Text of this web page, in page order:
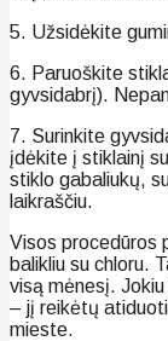
5. Užsidėkite
6. Paruoškite
gyvsidabrį).
7. Surinkite
įdėkite į stiklainį
stiklo gabaliukų,
laikraščiu.
Visos procedūros
balikliu su chloru.
visą mėnesį.
– jį reikėtų
mieste.